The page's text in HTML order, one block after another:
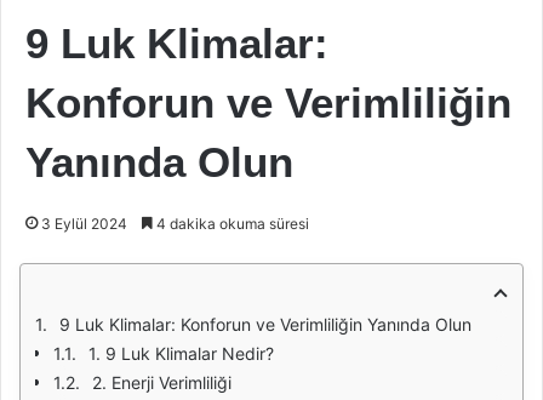
9 Luk Klimalar:
Konforun ve Verimliliğin
Yanında Olun
3 Eylül 2024 4 dakika okuma süresi
9 Luk Klimalar: Konforun ve Verimliliğin Yanında Olun
1. 9 Luk Klimalar Nedir?
2. Enerji Verimliliği